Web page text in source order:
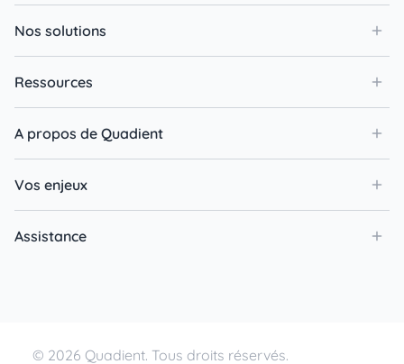
Nos solutions
Ressources
A propos de Quadient
Vos enjeux
Assistance
© 2026 Quadient. Tous droits réservés.